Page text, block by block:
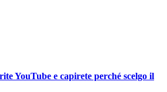
YouTube e capirete perché scelgo il